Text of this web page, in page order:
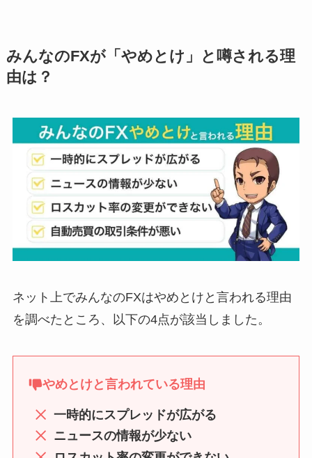
みんなのFXが「やめとけ」と噂される理
由は？
ネット上でみんなのFXはやめとけと言われる理由
を調べたところ、以下の4点が該当しました。
やめとけと言われている理由
一時的にスプレッドが広がる
ニュースの情報が少ない